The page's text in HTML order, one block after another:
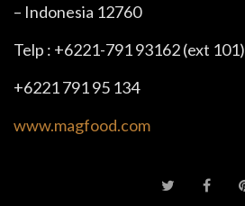
– Indonesia 12760
Telp : +6221-791 93162 (ext 101)
+6221 791 95 134
www.magfood.com